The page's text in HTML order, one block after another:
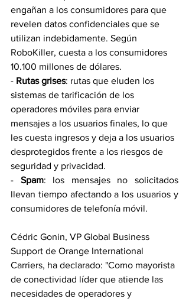
engañan a los consumidores para que
revelen datos confidenciales que se
utilizan indebidamente. Según
RoboKiller, cuesta a los consumidores
10.100 millones de dólares.
- Rutas grises: rutas que eluden los
sistemas de tarificación de los
operadores móviles para enviar
mensajes a los usuarios finales, lo que
les cuesta ingresos y deja a los usuarios
desprotegidos frente a los riesgos de
seguridad y privacidad.
- Spam: los mensajes no solicitados
llevan tiempo afectando a los usuarios y
consumidores de telefonía móvil.
Cédric Gonin, VP Global Business
Support de Orange International
Carriers, ha declarado: "Como mayorista
de conectividad líder que atiende las
necesidades de operadores y